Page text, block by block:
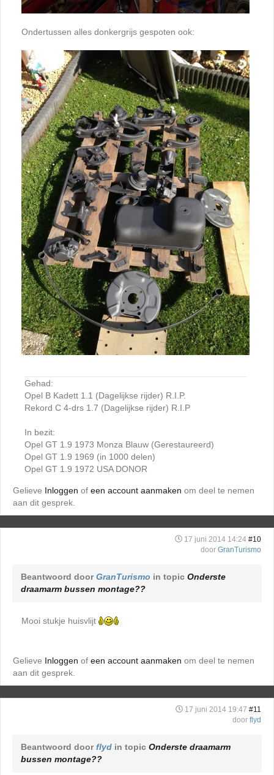
Ondertussen alles donkergrijs gespoten ook:
Gehad:
Opel B Kadett 1.1 (Dagelijkse rijder) R.I.P.
Rekord C 4-drs 1.7 (Dagelijkse rijder) R.I.P
In bezit:
Opel GT 1.9 1973 Monza Blauw (Gerestaureerd)
Opel GT 1.9 1969 (in 1000 delen)
Opel GT 1.9 1972 USA DONOR
Gelieve Inloggen of een account aanmaken om deel te nemen
aan dit gesprek.
17 juni 2014 14:24 #10
door GranTurismo
Beantwoord doorGranTurismo in topic Onderste
draamarm bussen montage??
Mooi stukje huisvlijt
Gelieve Inloggen of een account aanmaken om deel te nemen
aan dit gesprek.
17 juni 2014 19:47 #11
door flyd
Beantwoord doorflyd in topic Onderste draamarm
bussen montage??